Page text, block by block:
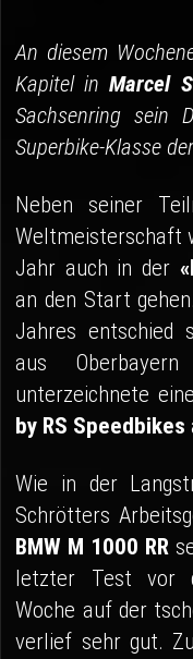
05 - Suzuka
Sponsoren
Fanshop
An diesem
Kapitel inMarcel
Sachsenring sein
Superbike-Klasse
Neben seiner
Weltmeisterschaft
Jahr auch in der
an den Start
Jahres entschied
aus
unterzeichnete
by RS Speedbikes
Wie in der
Schrötters
BMW M 1000 RR
letzter Test vor
Woche auf der
verlief sehr gut.